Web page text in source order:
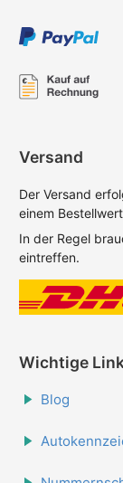
Versand
Der Versand
einem
In der Regel
eintreffen.
Wichtige
Blog